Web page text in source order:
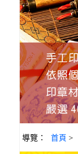
導覽： 首頁 >